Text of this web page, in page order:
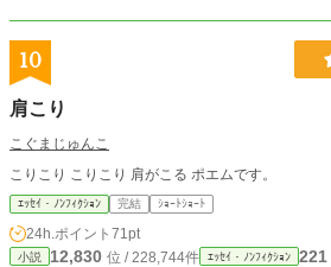
10
肩こり
こぐまじゅんこ
こりこり こりこり 肩がこる ポエムです。
ｴｯｾｲ・ﾉﾝﾌｨｸｼｮﾝ 完結 ｼｮｰﾄｼｮｰﾄ
24h.ポイント 71pt
小説 12,830 位 / 228,744件 ｴｯｾｲ・ﾉﾝﾌｨｸｼｮﾝ 221